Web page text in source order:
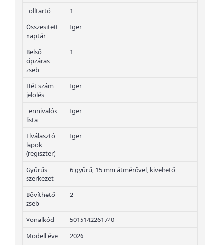
Tolltartó
1
Összesített
naptár
Igen
Belső
cipzáras
zseb
1
Hét szám
jelölés
Igen
Tennivalók
lista
Igen
Elválasztó
lapok
(regiszter)
Igen
Gyűrűs
szerkezet
6 gyűrű, 15 mm átmérővel, kivehető
Bővíthető
zseb
2
Vonalkód
5015142261740
Modell éve
2026